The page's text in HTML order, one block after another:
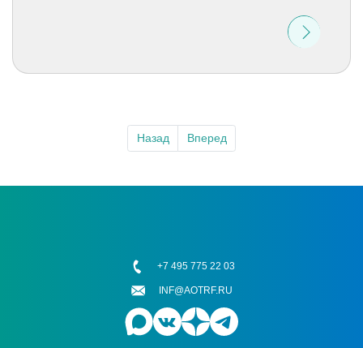
Назад Вперед
+7 495 775 22 03
INF@AOTRF.RU